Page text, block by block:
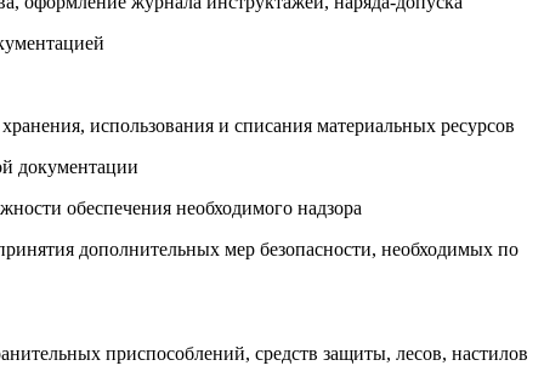
использования и списания материальных ресурсов
документации
обеспечения необходимого надзора
дополнительных мер безопасности, необходимых по
приспособлений, средств защиты, лесов, настилов